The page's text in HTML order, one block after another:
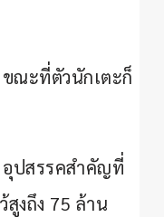
ณะที่ตัวนักเตะก็
อุปสรรคสำคัญที่
งถึง 75 ล้าน